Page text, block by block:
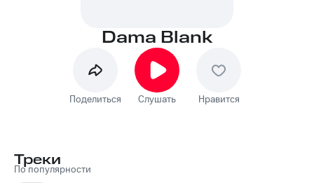
Dama Blank
Поделиться Слушать Нравится
Треки
По популярности